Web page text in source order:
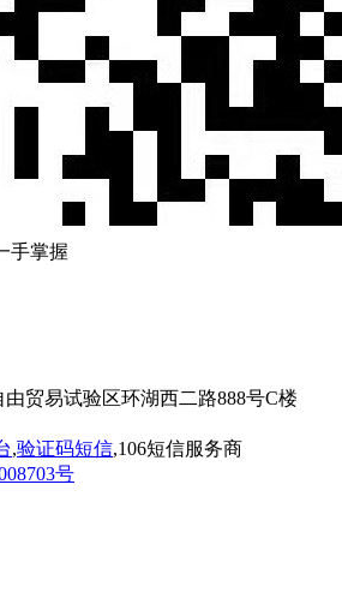
手掌握
贸易试验区环湖西二路888号C楼
,验证码短信,106短信服务商
号